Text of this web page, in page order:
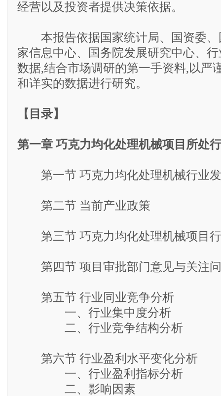
经营以及投资者提供决策依据。
本报告依据国家统计局、国资委、
家信息中心、国务院发展研究中心、
数据,结合市场调研的第一手资料,以严
和详实的数据进行研究。
【目录】
第一章 巧克力均化处理机械项目所处
第一节 巧克力均化处理机械行业
第二节 当前产业政策
第三节 巧克力均化处理机械项目行
第四节 项目审批部门意见与关注
第五节 行业同业竞争分析
一、行业集中度分析
二、行业竞争结构分析
第六节 行业盈利水平变化分析
一、行业盈利指标分析
二、影响因素